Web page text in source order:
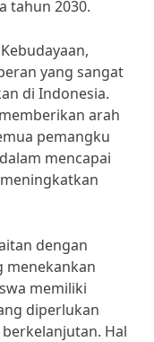
tahun 2030.
yang sangat
di Indonesia.
arah
pemangku
mencapai
dengan
menekankan
memiliki
diperlukan
Hal